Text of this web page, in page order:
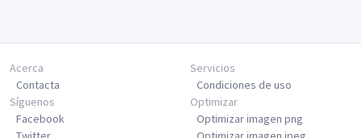
Acerca
Contacta
Servicios
Condiciones de uso
Síguenos
Facebook
Optimizar
Optimizar imagen png